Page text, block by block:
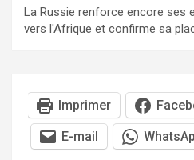
La Russie renforce encore ses
vers l'Afrique et confirme sa
Imprimer
E-mail